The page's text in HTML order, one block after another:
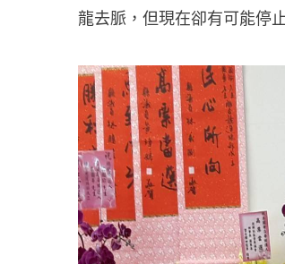
龍去脈，但現在卻有可能停